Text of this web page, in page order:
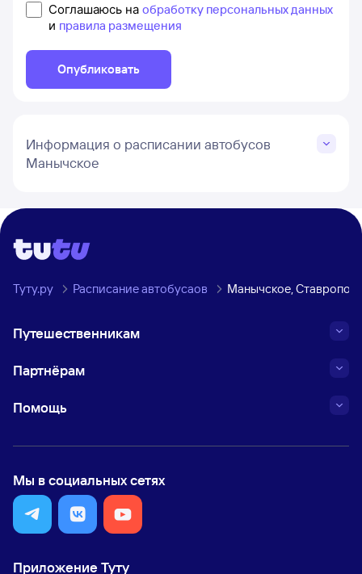
Соглашаюсь на обработку персональных данных
и правила размещения
Опубликовать
Информация о расписании автобусов
Манычское
Туту.ру Расписание автобусаов Манычское,
Путешественникам
Партнёрам
Помощь
Мы в социальных сетях
Приложение Туту